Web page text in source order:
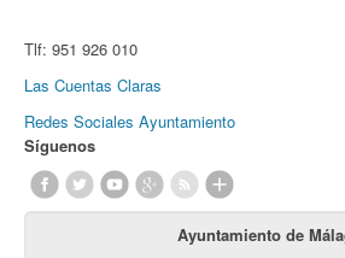
Tlf: 951 926 010
Las Cuentas Claras
Redes Sociales Ayuntamiento
Síguenos
Ayuntamiento de